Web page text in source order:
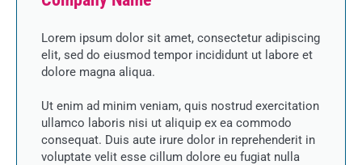
Lorem ipsum dolor sit amet, consectetur adipiscing
elit, sed do eiusmod tempor incididunt ut labore et
dolore magna aliqua.
Ut enim ad minim veniam, quis nostrud exercitation
ullamco laboris nisi ut aliquip ex ea commodo
consequat. Duis aute irure dolor in reprehenderit in
voluptate velit esse cillum dolore eu fugiat nulla